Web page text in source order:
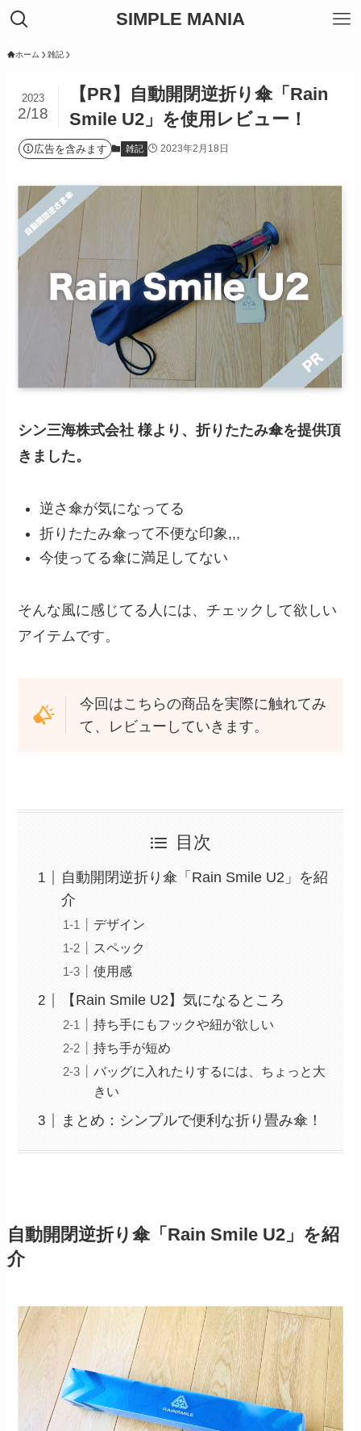
SIMPLE MANIA
ホーム 雑記
【PR】自動開閉逆折り傘「Rain
Smile U2」を使用レビュー！
2023
2/18
広告を含みます 雑記 2023年2月18日
シン三海株式会社 様より、折りたたみ傘を提供頂
きました。
逆さ傘が気になってる
折りたたみ傘って不便な印象,,,
今使ってる傘に満足してない
そんな風に感じてる人には、チェックして欲しい
アイテムです。
今回はこちらの商品を実際に触れてみ
て、レビューしていきます。
目次
自動開閉逆折り傘「Rain Smile U2」を紹
介
デザイン
スペック
使用感
【Rain Smile U2】気になるところ
持ち手にもフックや紐が欲しい
持ち手が短め
バッグに入れたりするには、ちょっと大
きい
まとめ：シンプルで便利な折り畳み傘！
自動開閉逆折り傘「Rain Smile U2」を紹
介